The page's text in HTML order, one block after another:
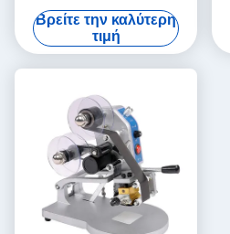
PP POF με θερμικά
συρρικνωτικές ταινίες
Βρείτε την καλύτερη
τιμή